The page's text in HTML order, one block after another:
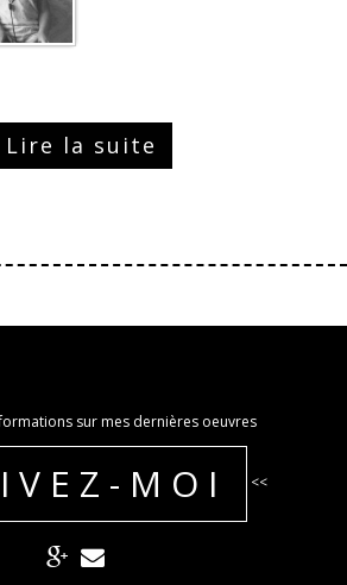
Lire la suite
sur mes dernières oeuvres
MOI <<